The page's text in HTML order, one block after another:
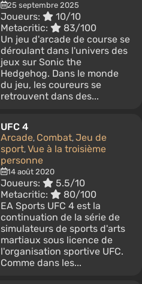
25 septembre 2025
Joueurs:
10/10
Metacritic:
83/100
Un jeu d'arcade de course se
déroulant dans l'univers des
jeux sur Sonic the
Hedgehog. Dans le monde
du jeu, les coureurs se
retrouvent dans des...
UFC 4
Arcade, Combat, Jeu de
sport, Vue à la troisième
personne
14 août 2020
Joueurs:
5.5/10
Metacritic:
80/100
EA Sports UFC 4 est la
continuation de la série de
simulateurs de sports d'arts
martiaux sous licence de
l'organisation sportive UFC.
Comme dans les...